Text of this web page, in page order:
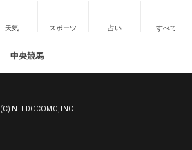
天気 スポーツ 占い すべて
中央競馬
(C) NTT DOCOMO, INC.